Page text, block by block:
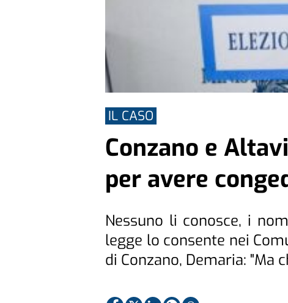
IL CASO
Conzano e
per avere
Nessuno li conosce, i
legge lo consente nei
di Conzano, Demaria: "Ma